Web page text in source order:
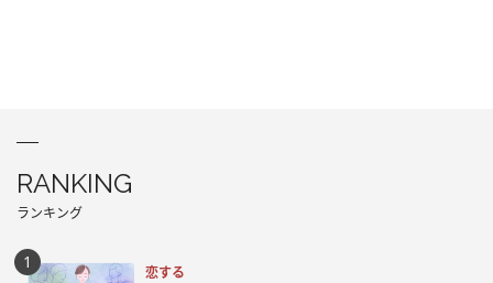
RANKING
ランキング
恋する